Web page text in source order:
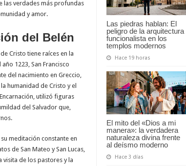
Las piedras hablan: El
peligro de la arquitectura
funcionalista en los
templos modernos
Hace 19 horas
El mito del «Dios a mi
manera»: la verdadera
naturaleza divina frente
al deísmo moderno
Hace 3 días
verdades más profundas
y amor.
del Belén
Cristo tiene raíces en la
1223, San Francisco
del nacimiento en Greccio,
humanidad de Cristo y el
utilizó figuras
del Salvador que,
meditación constante en
de San Mateo y San Lucas,
visita de los pastores y la